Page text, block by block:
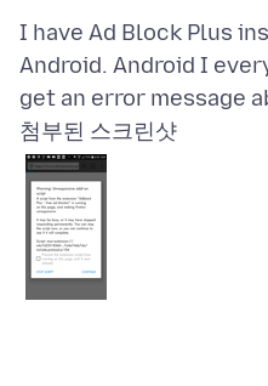
I have Ad Block Plus
Android. Android I
첨부된 스크린샷